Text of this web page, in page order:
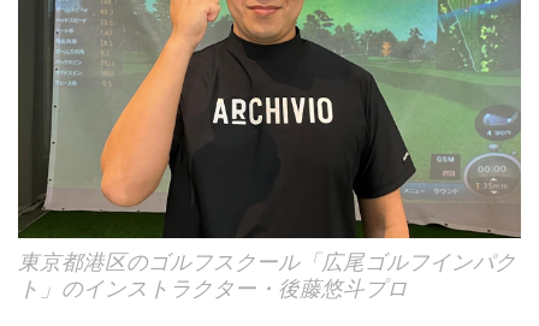
東京都港区のゴルフスクール「広尾ゴルフインパク
ト」のインストラクター・後藤悠斗プロ